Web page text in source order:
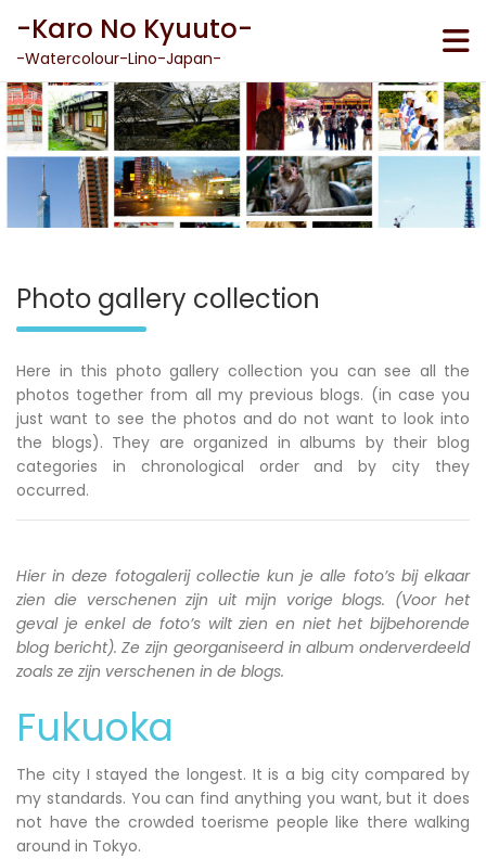
content
-Karo No Kyuuto-
-Watercolour-Lino-Japan-
Photo gallery collection
Here in this photo gallery collection you can see all the
photos together from all my previous blogs. (in case you
just want to see the photos and do not want to look into
the blogs). They are organized in albums by their blog
categories in chronological order and by city they
occurred.
Hier in deze fotogalerij collectie kun je alle foto’s bij elkaar
zien die verschenen zijn uit mijn vorige blogs. (Voor het
geval je enkel de foto’s wilt zien en niet het bijbehorende
blog bericht). Ze zijn georganiseerd in album onderverdeeld
zoals ze zijn verschenen in de blogs.
Fukuoka
The city I stayed the longest. It is a big city compared by
my standards. You can find anything you want, but it does
not have the crowded toerisme people like there walking
around in Tokyo.